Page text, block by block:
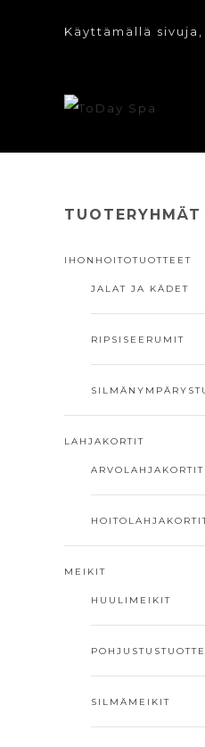
Käyttämällä
TUOTERYHMÄT
IHONHOITOTUOTTEET
JALAT JA KÄDET
RIPSISEERUMIT
LAHJAKORTIT
ARVOLAHJAKORTIT
MEIKIT
HUULIMEIKIT
SILMÄMEIKIT